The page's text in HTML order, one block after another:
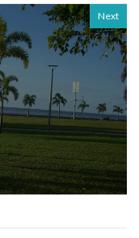
Next